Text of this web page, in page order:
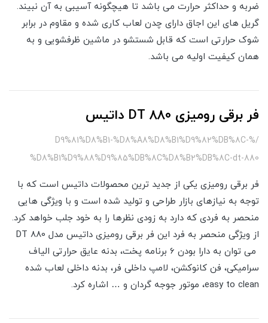
ضربه و حداکثر حرارت می باشد تا هیچگونه آسیبی به آن نبیند.
گریل های این اجاق دارای چدن لعاب کاری شده و مقاوم در برابر
شوک حرارتی است که قابل شستشو در ماشین ظرفشویی و به
همان کیفیت اولیه می باشد.
فر برقی رومیزی DT 880 داتیس
/%D9%81%D8%B1-%D8%A8%D8%B1%D9%82%DB%8C-
%D8%B1%D9%88%D9%85%DB%8C%D8%B2%DB%8C-dt-880
فر برقی رومیزی یکی از جدید ترین محصولات داتیس است که با
توجه به نیازهای بازار طراحی و تولید شده است و با ویژگی هایی
منحصر به فردی که دارد به زودی نظرها را به خود جلب خواهد کرد.
از ویژگی منحصر به فرد این فر برقی رومیزی داتیس مدل DT 880
می توان به دارا بودن 6 برنامه پخت، بدنه عایق حرارتی الیاف
سرامیکی، فن کانوکشن، لامپ داخلی فر، بدنه داخلی لعاب شده
easy to clean، موتور جوجه گردان و … اشاره کرد.